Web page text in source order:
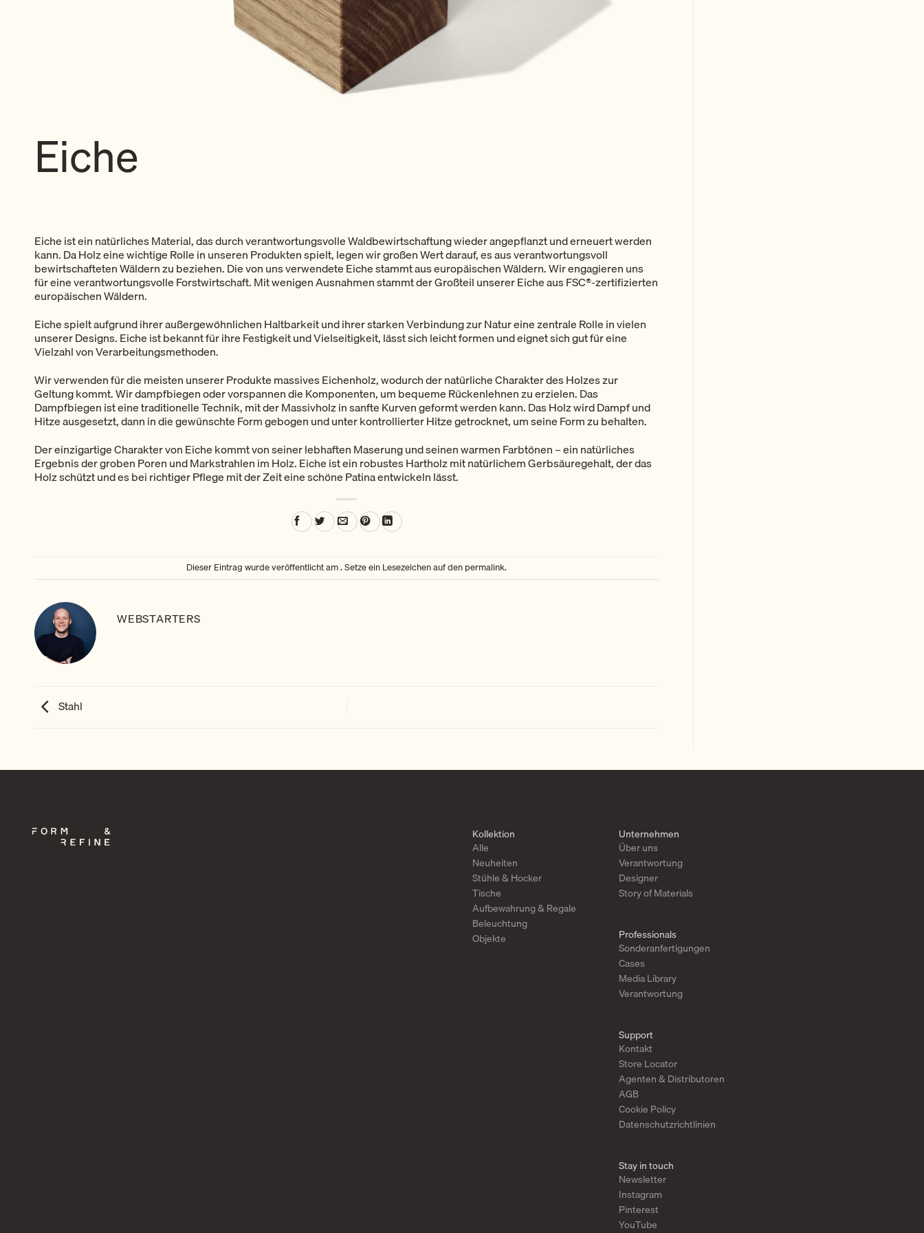
Eiche
Eiche ist ein natürliches Material, das durch verantwortungsvolle Waldbewirtschaftung wieder angepflanzt und erneuert werden
kann. Da Holz eine wichtige Rolle in unseren Produkten spielt, legen wir großen Wert darauf, es aus verantwortungsvoll
bewirtschafteten Wäldern zu beziehen. Die von uns verwendete Eiche stammt aus europäischen Wäldern. Wir engagieren uns
für eine verantwortungsvolle Forstwirtschaft. Mit wenigen Ausnahmen stammt der Großteil unserer Eiche aus FSC®-zertifizierten
europäischen Wäldern.
Eiche spielt aufgrund ihrer außergewöhnlichen Haltbarkeit und ihrer starken Verbindung zur Natur eine zentrale Rolle in vielen
unserer Designs. Eiche ist bekannt für ihre Festigkeit und Vielseitigkeit, lässt sich leicht formen und eignet sich gut für eine
Vielzahl von Verarbeitungsmethoden.
Wir verwenden für die meisten unserer Produkte massives Eichenholz, wodurch der natürliche Charakter des Holzes zur
Geltung kommt. Wir dampfbiegen oder vorspannen die Komponenten, um bequeme Rückenlehnen zu erzielen. Das
Dampfbiegen ist eine traditionelle Technik, mit der Massivholz in sanfte Kurven geformt werden kann. Das Holz wird Dampf und
Hitze ausgesetzt, dann in die gewünschte Form gebogen und unter kontrollierter Hitze getrocknet, um seine Form zu behalten.
Der einzigartige Charakter von Eiche kommt von seiner lebhaften Maserung und seinen warmen Farbtönen – ein natürliches
Ergebnis der groben Poren und Markstrahlen im Holz. Eiche ist ein robustes Hartholz mit natürlichem Gerbsäuregehalt, der das
Holz schützt und es bei richtiger Pflege mit der Zeit eine schöne Patina entwickeln lässt.
Dieser Eintrag wurde veröffentlicht am . Setze ein Lesezeichen auf den permalink.
WEBSTARTERS
Stahl
Kollektion
Alle
Neuheiten
Stühle & Hocker
Tische
Aufbewahrung & Regale
Beleuchtung
Objekte
Unternehmen
Über uns
Verantwortung
Designer
Story of Materials
Professionals
Sonderanfertigungen
Cases
Media Library
Verantwortung
Support
Kontakt
Store Locator
Agenten & Distributoren
AGB
Cookie Policy
Datenschutzrichtlinien
Stay in touch
Newsletter
Instagram
Pinterest
YouTube